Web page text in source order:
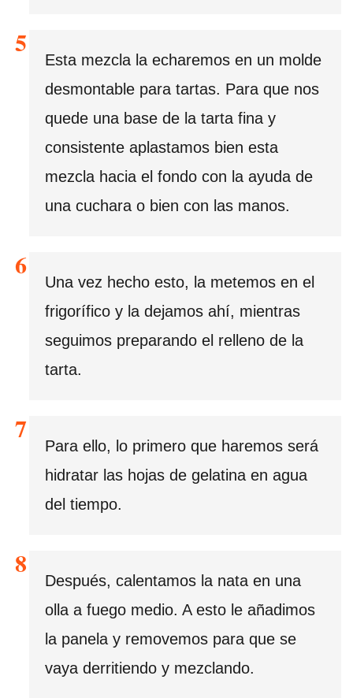
Esta mezcla la echaremos en un molde
desmontable para tartas. Para que nos
quede una base de la tarta fina y
consistente aplastamos bien esta
mezcla hacia el fondo con la ayuda de
una cuchara o bien con las manos.
Una vez hecho esto, la metemos en el
frigorífico y la dejamos ahí, mientras
seguimos preparando el relleno de la
tarta.
Para ello, lo primero que haremos será
hidratar las hojas de gelatina en agua
del tiempo.
Después, calentamos la nata en una
olla a fuego medio. A esto le añadimos
la panela y removemos para que se
vaya derritiendo y mezclando.